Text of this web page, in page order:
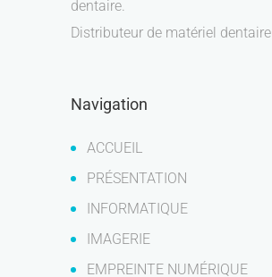
dentaire.
Distributeur de matériel dentaire
Navigation
ACCUEIL
PRÉSENTATION
INFORMATIQUE
IMAGERIE
EMPREINTE NUMÉRIQUE